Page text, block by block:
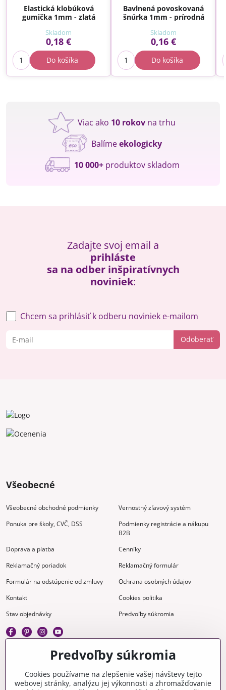
Elastická klobúková
gumička 1mm - zlatá
Skladom
0,18 €
Do košíka
Bavlnená povoskovaná
šnúrka 1mm - prírodná
Skladom
0,16 €
Do košíka
Viac ako 10 rokov na trhu
Balímeekologicky
10 000+produktov skladom
Zadajte svoj email a
prihláste
sa na odber inšpiratívnych
noviniek:
Odoberať
Chcem sa prihlásiť k odberu noviniek e-mailom
Všeobecné
Všeobecné obchodné podmienky
Vernostný zľavový systém
Ponuka pre školy, CVČ, DSS
Podmienky registrácie a nákupu
B2B
Doprava a platba
Cenníky
Reklamačný poriadok
Reklamačný formulár
Formulár na odstúpenie od zmluvy
Ochrana osobných údajov
Kontakt
Cookies politika
Stav objednávky
Predvoľby súkromia
Predvoľby súkromia
Cookies používame na zlepšenie vašej návštevy tejto
webovej stránky, analýzu jej výkonnosti a zhromažďovanie